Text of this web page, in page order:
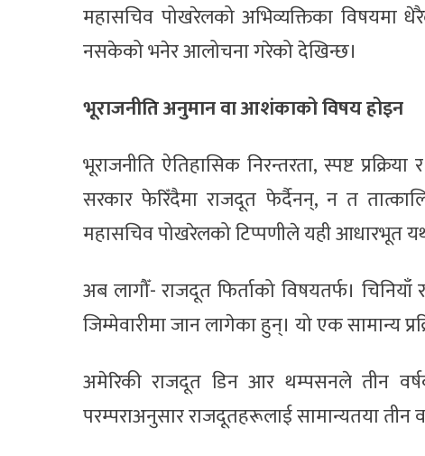
महासचिव पोखरेलको अभिव्यक्तिका
नसकेको भनेर आलोचना गरेको देखिन्छ।
भूराजनीति अनुमान वा आशंकाको विषय होइन
भूराजनीति ऐतिहासिक निरन्तरता, स्पष्ट
सरकार फेरिँदैमा राजदूत फेर्दैनन्, न त
महासचिव पोखरेलको टिप्पणीले यही आधारभूत
अब लागौँ- राजदूत फिर्ताको विषयतर्फ।
जिम्मेवारीमा जान लागेका हुन्। यो एक सामान्य
अमेरिकी राजदूत डिन आर थम्पसनले तीन
परम्पराअनुसार राजदूतहरूलाई सामान्यतया तीन